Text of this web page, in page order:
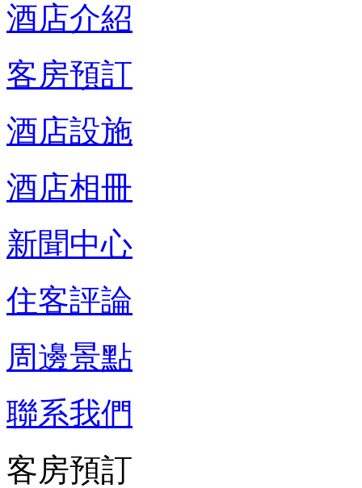
酒店介紹
客房預訂
酒店設施
酒店相冊
新聞中心
住客評論
周邊景點
聯系我們
客房預訂